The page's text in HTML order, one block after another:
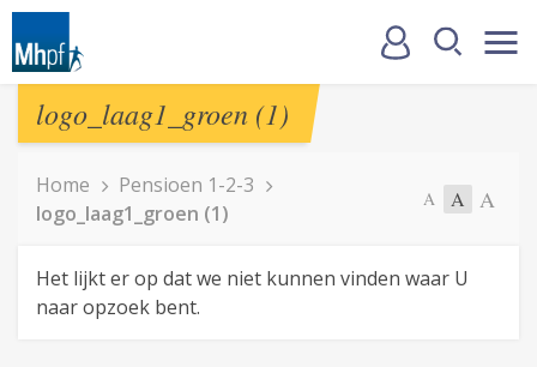
logo_laag1_groen (1)
Home
Pensioen 1-2-3
logo_laag1_groen (1)
A A A
Het lijkt er op dat we niet kunnen vinden waar U
naar opzoek bent.